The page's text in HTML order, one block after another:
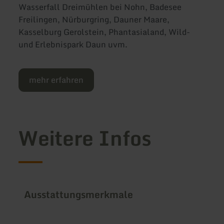
Wasserfall Dreimühlen bei Nohn, Badesee
Freilingen, Nürburgring, Dauner Maare,
Kasselburg Gerolstein, Phantasialand, Wild-
und Erlebnispark Daun uvm.
mehr erfahren
Weitere Infos
Ausstattungsmerkmale